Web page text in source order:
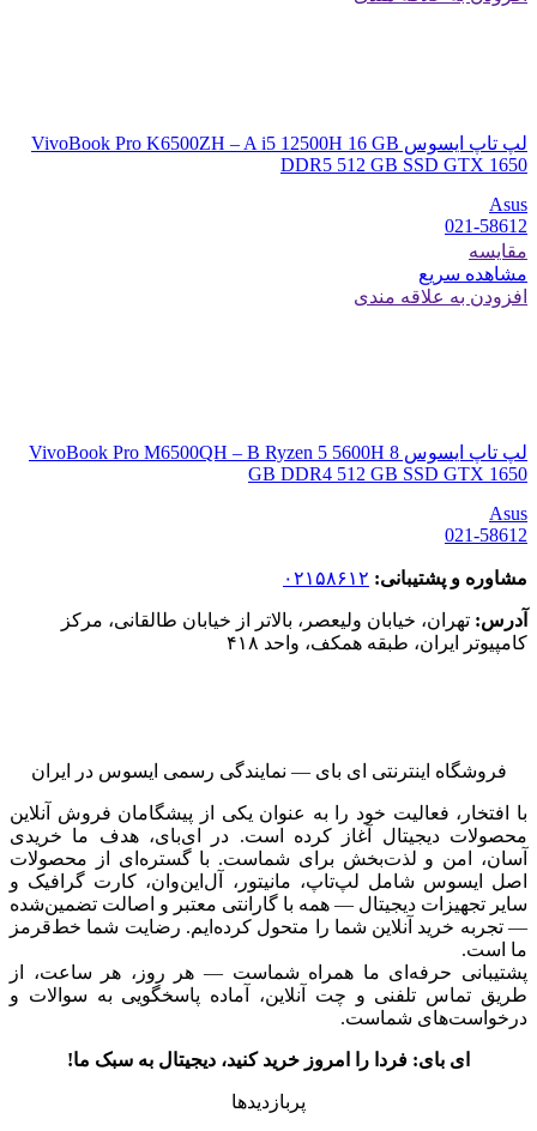
لپ تاپ ایسوس VivoBook Pro K6500ZH – A i5 12500H 16 GB
DDR5 512 GB SSD GTX 1650
Asus
021-58612
مقایسه
مشاهده سریع
افزودن به علاقه مندی
لپ تاپ ایسوس VivoBook Pro M6500QH – B Ryzen 5 5600H 8
GB DDR4 512 GB SSD GTX 1650
Asus
021-58612
مشاوره و پشتیبانی: ۰۲۱۵۸۶۱۲
آدرس: تهران، خیابان ولیعصر، بالاتر از خیابان طالقانی، مرکز
کامپیوتر ایران، طبقه همکف، واحد ۴۱۸
فروشگاه اینترنتی ای‌ بای — نمایندگی رسمی ایسوس در ایران
با افتخار، فعالیت خود را به عنوان یکی از پیشگامان فروش آنلاین
محصولات دیجیتال آغاز کرده است. در ای‌بای، هدف ما خریدی
آسان، امن و لذت‌بخش برای شماست. با گستره‌ای از محصولات
اصل ایسوس شامل لپ‌تاپ، مانیتور، آل‌این‌وان، کارت گرافیک و
سایر تجهیزات دیجیتال — همه با گارانتی معتبر و اصالت تضمین‌شده
— تجربه خرید آنلاین شما را متحول کرده‌ایم. رضایت شما خط‌قرمز
ما است.
پشتیبانی حرفه‌ای ما همراه شماست — هر روز، هر ساعت، از
طریق تماس تلفنی و چت آنلاین، آماده پاسخگویی به سوالات و
درخواست‌های شماست.
ای بای: فردا را امروز خرید کنید، دیجیتال به سبک ما!
پربازدیدها